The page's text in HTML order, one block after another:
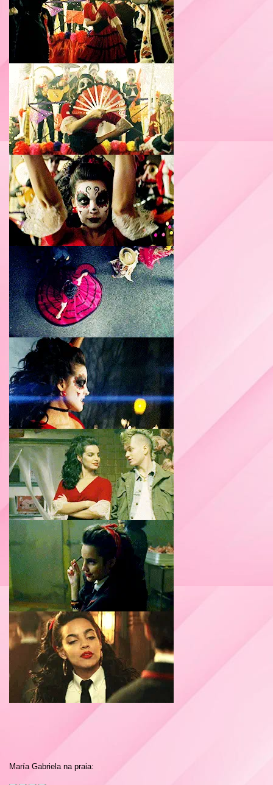
María Gabriela na praia: